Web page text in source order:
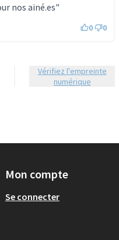
nos ainé.es"
0 0
Vérifiez l'empreinte
numérique
Mon compte
Se connecter